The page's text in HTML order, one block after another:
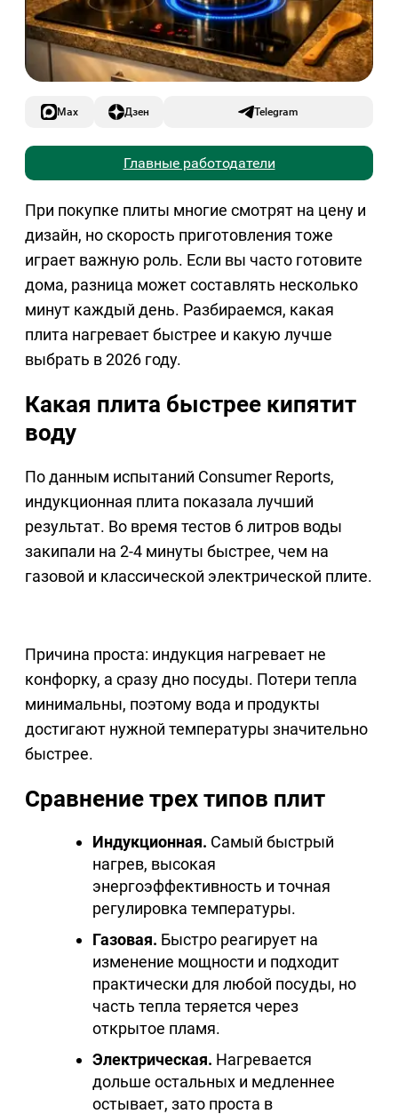
Max Дзен Telegram
Главные работодатели
При покупке плиты многие смотрят на цену и
дизайн, но скорость приготовления тоже
играет важную роль. Если вы часто готовите
дома, разница может составлять несколько
минут каждый день. Разбираемся, какая
плита нагревает быстрее и какую лучше
выбрать в 2026 году.
Какая плита быстрее кипятит
воду
По данным испытаний Consumer Reports,
индукционная плита показала лучший
результат. Во время тестов 6 литров воды
закипали на 2-4 минуты быстрее, чем на
газовой и классической электрической плите.
Причина проста: индукция нагревает не
конфорку, а сразу дно посуды. Потери тепла
минимальны, поэтому вода и продукты
достигают нужной температуры значительно
быстрее.
Сравнение трех типов плит
Индукционная. Самый быстрый
нагрев, высокая
энергоэффективность и точная
регулировка температуры.
Газовая. Быстро реагирует на
изменение мощности и подходит
практически для любой посуды, но
часть тепла теряется через
открытое пламя.
Электрическая. Нагревается
дольше остальных и медленнее
остывает, зато проста в